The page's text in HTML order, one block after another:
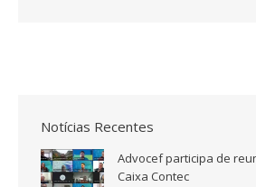
Notícias Recentes
Advocef participa de
Caixa Contec